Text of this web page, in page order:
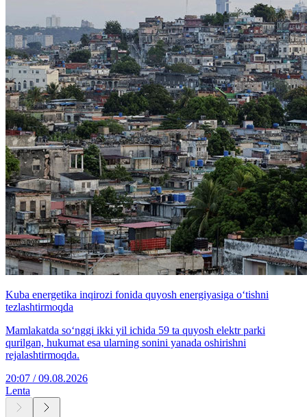
Kuba energetika inqirozi fonida quyosh energiyasiga o‘tishni
tezlashtirmoqda
Mamlakatda so‘nggi ikki yil ichida 59 ta quyosh elektr parki
qurilgan, hukumat esa ularning sonini yanada oshirishni
rejalashtirmoqda.
20:07 / 09.08.2026
Lenta